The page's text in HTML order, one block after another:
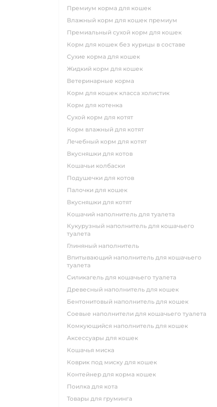
премиум корма для кошек
влажный корм для кошек премиум
премиальный сухой корм для кошек
корм для кошек без курицы в составе
сухие корма для кошек
жидкий корм для кошек
ветеринарные корма
корм для кошек класса холистик
корм для котенка
сухой корм для котят
корм влажный для котят
лечебный корм для котят
вкусняшки для котов
кошачьи колбаски
подушечки для котов
палочки для кошек
вкусняшки для котят
кошачий наполнитель для туалета
кукурузный наполнитель для кошачьего
туалета
глиняный наполнитель
впитывающий наполнитель для кошачьего
туалета
силикагель для кошачьего туалета
древесный наполнитель для кошек
бентонитовый наполнитель для кошек
соевые наполнители для кошачьего туалета
комкующийся наполнитель для кошек
аксессуары для кошек
кошачья миска
коврик под миску для кошек
контейнер для корма кошек
поилка для кота
товары для груминга